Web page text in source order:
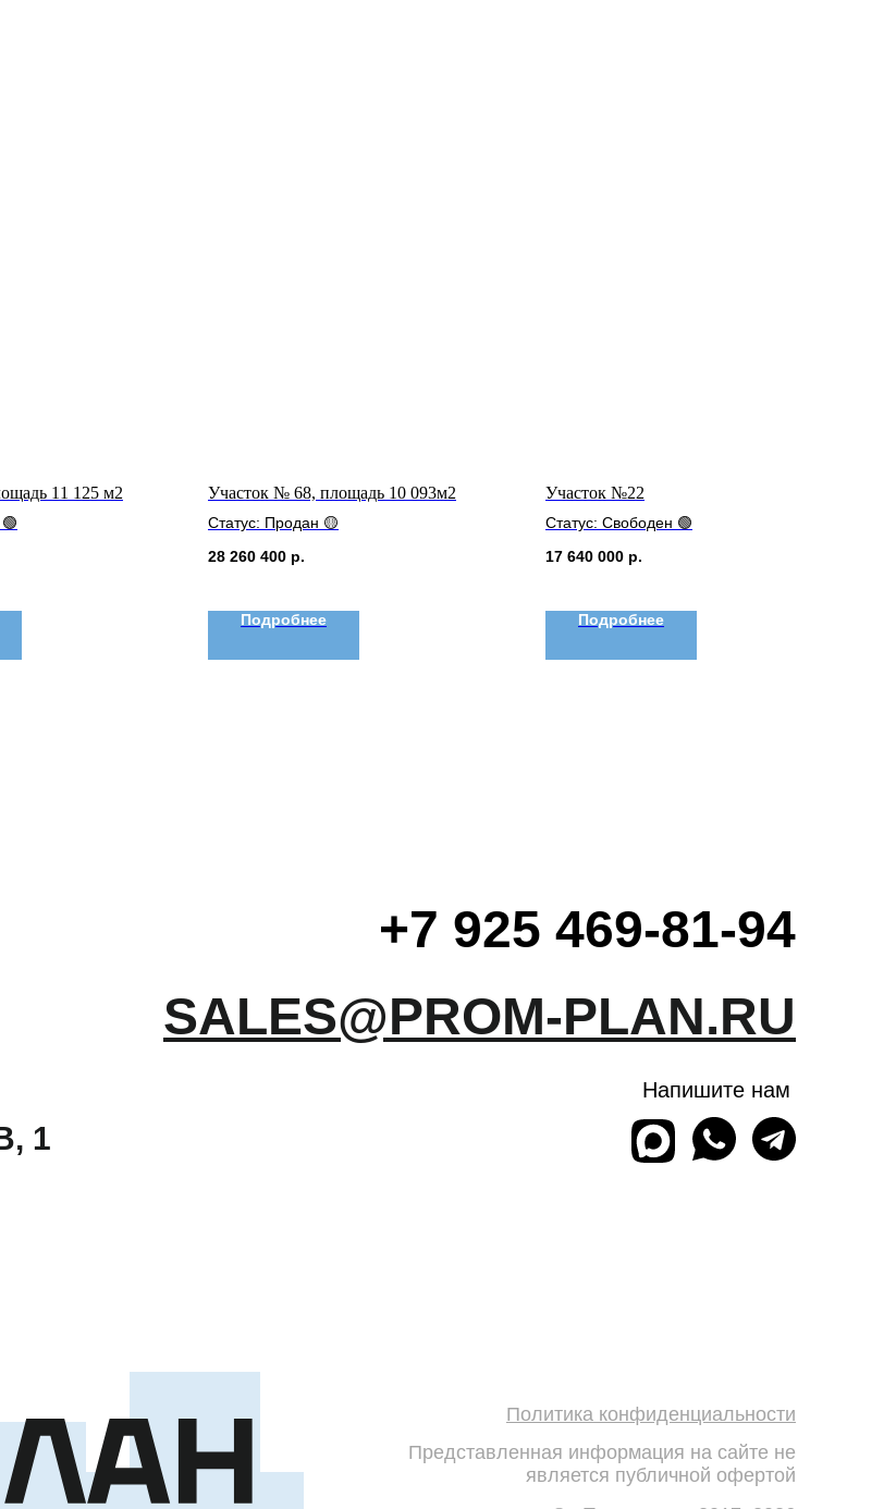
11 125 м2 Участок № 68, площадь 10 093м2
Статус: Продан 🟡
28 260 400 р.
Подробнее
Участок №22
Статус: Свободен 🟢
17 640 000 р.
Подробнее
+7 925 469-81-94
SALES@PROM-PLAN.RU
Напишите нам
1
Представленная информация на сайте не
является публичной офертой
Политика конфиденциальности